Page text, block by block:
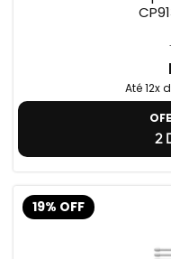
Até 12x
2
19% OFF